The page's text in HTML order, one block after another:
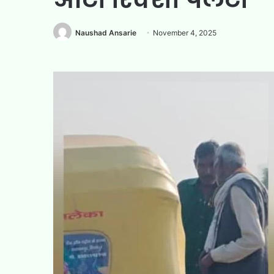
Naushad Ansarie November 4, 2025